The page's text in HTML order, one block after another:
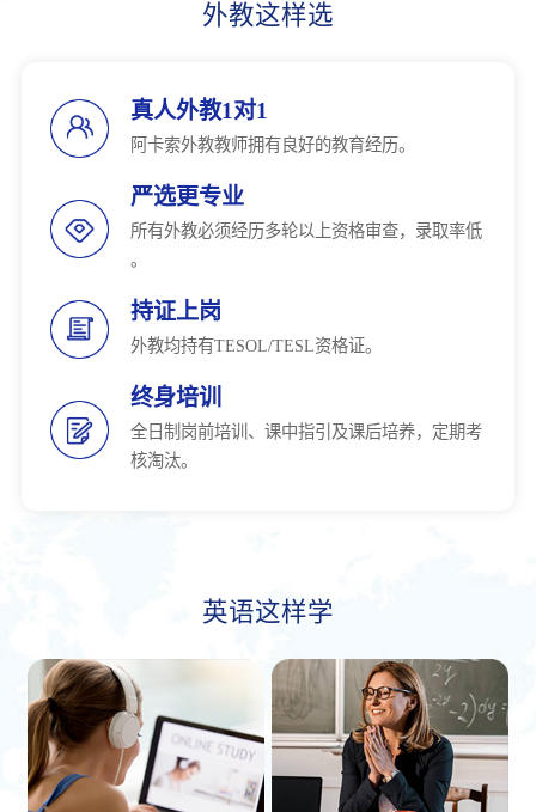
外教这样选
真人外教1对1
阿卡索外教教师拥有良好的教育经历。
严选更专业
所有外教必须经历多轮以上资格审查，录取率低
。
持证上岗
外教均持有TESOL/TESL资格证。
终身培训
全日制岗前培训、课中指引及课后培养，定期考
核淘汰。
英语这样学